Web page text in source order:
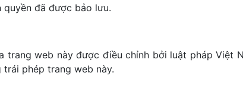
đã được bảo lưu.
trang web này được điều chỉnh bởi luật pháp Việt
phép trang web này.